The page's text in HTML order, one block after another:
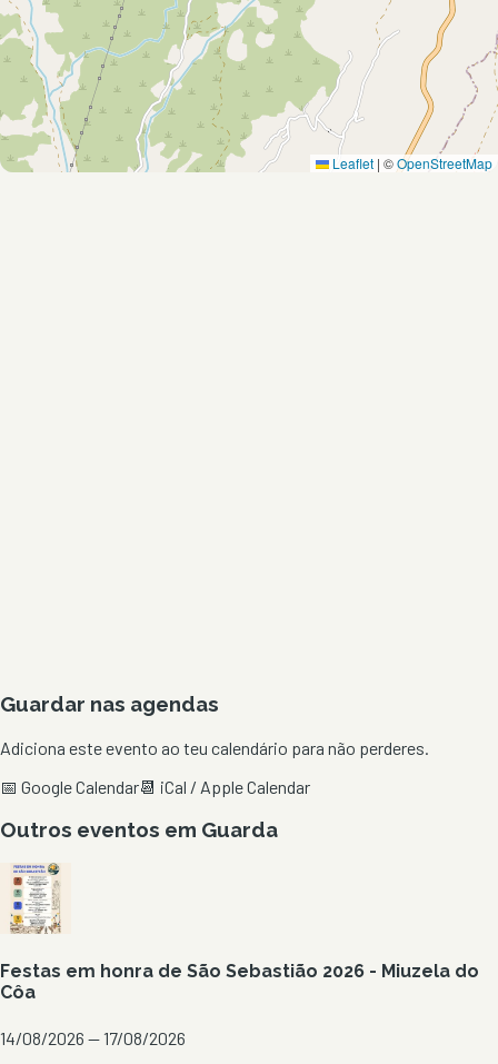
Leaflet | ©OpenStreetMap
Guardar nas agendas
Adiciona este evento ao teu calendário para não perderes.
📅 Google Calendar📆 iCal / Apple Calendar
Outros eventos em Guarda
Festas em honra de São Sebastião 2026 - Miuzela do
Côa
14/08/2026 — 17/08/2026